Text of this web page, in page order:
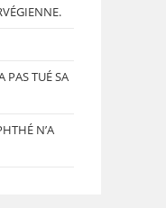
PAS TUÉ SA
N’A